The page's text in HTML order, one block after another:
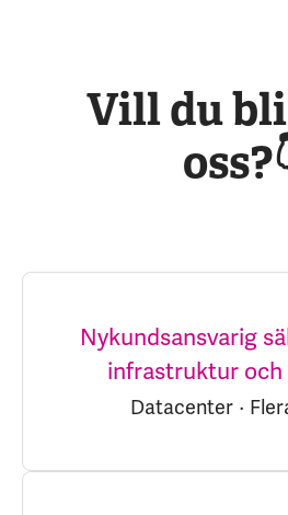
Vill du
Nykundsansvarig
infrastruktur och
Datacenter ·